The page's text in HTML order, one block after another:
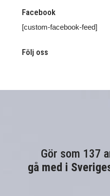
Facebook
[custom-facebook-feed]
Följ oss
Gör som 137
gå med i